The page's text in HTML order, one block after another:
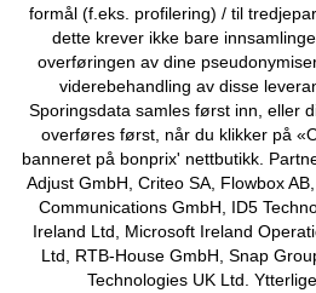
© 2026
formål (f.eks. profilering) / til
dette krever ikke bare
overføringen av dine
viderebehandling av disse
Sporingsdata samles først inn, eller
overføres først, når du klikker på
banneret på bonprix' nettbutikk.
Adjust GmbH, Criteo SA, Flowbox
Communications GmbH, ID5
Ireland Ltd, Microsoft Ireland
Ltd, RTB-House GmbH, Snap
Technologies UK Ltd.